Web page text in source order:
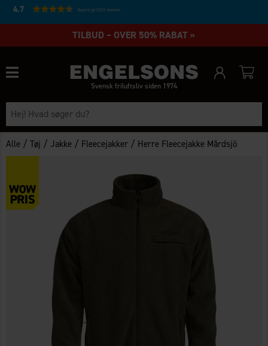
4.7 Baseret på 27231 stemmer
TILBUD – OVER 50% RABAT »
Svensk friluftsliv siden 1974
Alle /Tøj /Jakke / Fleecejakker / Herre Fleecejakke Mårdsjö